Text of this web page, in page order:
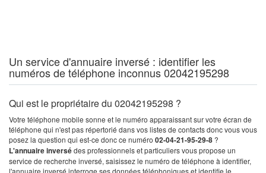
Un service d'annuaire inversé : identifier les
numéros de téléphone inconnus 02042195298
Qui est le propriétaire du 02042195298 ?
Votre téléphone mobile sonne et le numéro apparaissant sur votre écran de
téléphone qui n'est pas répertorié dans vos listes de contacts donc vous vous
posez la question qui est-ce donc ce numéro 02-04-21-95-29-8 ?
L'annuaire inversédes professionnels et particuliers vous propose un
service de recherche inversé, saisissez le numéro de téléphone à identifier,
l'annuaire inversé interroge ses données téléphoniques et identifie le